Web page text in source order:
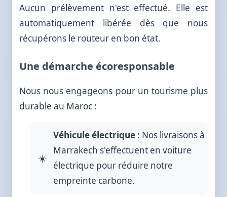
Aucun prélèvement n'est effectué. Elle est
automatiquement libérée dès que nous
récupérons le routeur en bon état.
Une démarche écoresponsable
Nous nous engageons pour un tourisme plus
durable au Maroc :
Véhicule électrique : Nos livraisons à
Marrakech s'effectuent en voiture
électrique pour réduire notre
empreinte carbone.